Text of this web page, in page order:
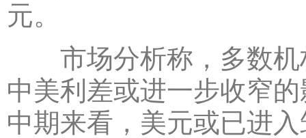
元。
市场分析称，多数机
中美利差或进一步收窄
中期来看，美元或已进